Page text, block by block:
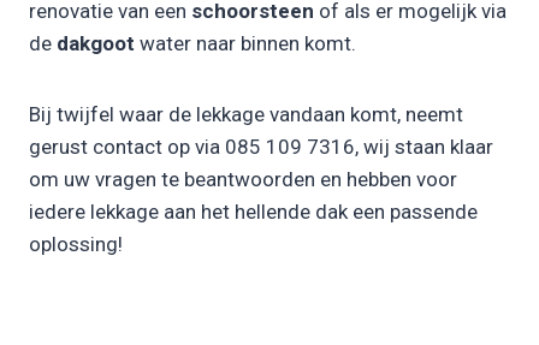
renovatie van een schoorsteen of als er mogelijk via
de dakgoot water naar binnen komt.
Bij twijfel waar de lekkage vandaan komt, neemt
gerust contact op via 085 109 7316, wij staan klaar
om uw vragen te beantwoorden en hebben voor
iedere lekkage aan het hellende dak een passende
oplossing!